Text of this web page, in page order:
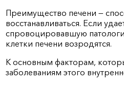
Преимущество печени —
восстанавливаться. Если
спровоцировавшую
клетки печени возродятся.
К основным факторам,
заболеваниям этого